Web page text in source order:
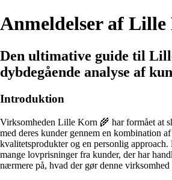
Anmeldelser af
Den ultimative guide til
dybdegående analyse af
Introduktion
Virksomheden Lille Korn 🌾 har formået at
med deres kunder gennem en kombination af
kvalitetsprodukter og en personlig
mange lovprisninger fra kunder, der har
nærmere på, hvad der gør denne virksomhed